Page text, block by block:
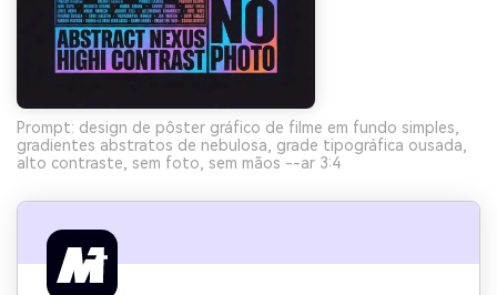
Prompt: design de pôster gráfico de filme em fundo simples,
gradientes abstratos de nebulosa, grade tipográfica ousada,
alto contraste, sem foto, sem mãos --ar 3:4